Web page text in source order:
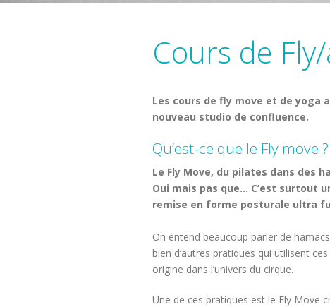
Cours de
Les cours de fly move et de yoga
nouveau studio de confluence.
Qu’est-ce que le Fly move ?
Le Fly Move, du pilates dans des
Oui mais pas que… C’est surtout
remise en forme posturale ultra
On entend beaucoup parler de
bien d’autres pratiques qui utilisent
origine dans l’univers du cirque.
Une de ces pratiques est le Fly Move